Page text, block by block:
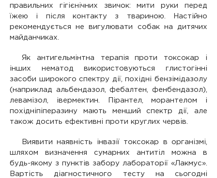
правильних гігієнічних звичок: мити руки перед
їжею і після контакту з твариною. Настійно
рекомендується не вигулювати собак на дитячих
майданчиках.
Як антигельмінтна терапія проти токсокар і
інших нематод використовуються глистогінні
засоби широкого спектру дії, похідні бензімідазолу
(наприклад альбендазол, фебалтен, фенбендазол),
левамізол, івермектин. Пірантел, морантелом і
похідніпіперазину мають менший спектр дії, але
також досить ефективні проти круглих червів.
Виявити наявність інвазії токсокар в організмі,
шляхом визначення сумарних антитіл можна в
будь-якому з пунктів забору лабораторії «Лакмус».
Вартість діагностичного тесту на сьогодні